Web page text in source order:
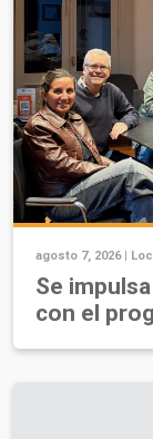
agosto 7, 2026 |
Se
con el